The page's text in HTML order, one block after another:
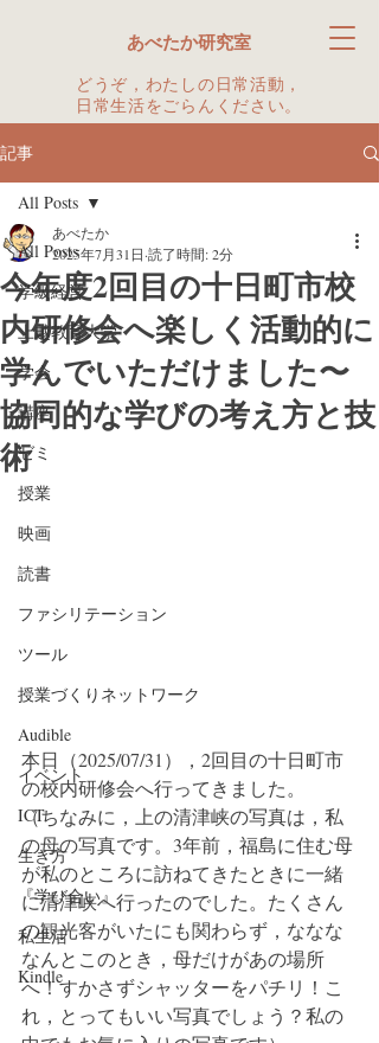
どうぞ，わたしの日常活動，
日常生活をごらんください。
あべたか研究室
記事
All Posts
学級経営
上越教育大学
学会
講座
ゼミ
授業
映画
読書
ファシリテーション
ツール
授業づくりネットワーク
Audible
イベント
ICT
生き方
『学び合い』
私生活
Kindle
All Posts
今年度2回目の十日町市校
内研修会へ楽しく活動的に
学んでいただけました〜
協同的な学びの考え方と技
術
あべたか
2025年7月31日 読了時間: 2分
本日（2025/07/31），2回目の十日町市
の校内研修会へ行ってきました。
（ちなみに，上の清津峡の写真は，私
の母の写真です。3年前，福島に住む母
が私のところに訪ねてきたときに一緒
に清津峡へ行ったのでした。たくさん
の観光客がいたにも関わらず，ななな
なんとこのとき，母だけがあの場所
へ！すかさずシャッターをパチリ！こ
れ，とってもいい写真でしょう？私の